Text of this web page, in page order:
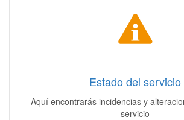
Estado del servicio
Aquí encontrarás incidencias y
servicio
Estado del servicio
Acceso